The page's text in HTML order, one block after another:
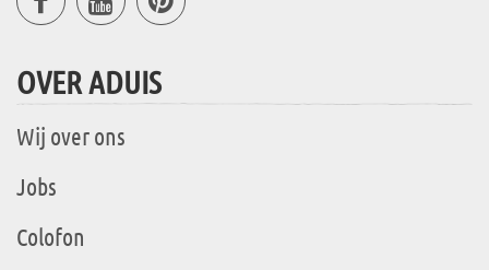
OVER ADUIS
Wij over ons
Jobs
Colofon